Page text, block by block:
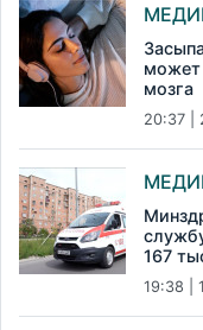
может
мозга
20:37 |
167
19:38 |